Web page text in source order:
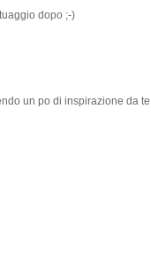
dopo ;-)
un po di inspirazione da te